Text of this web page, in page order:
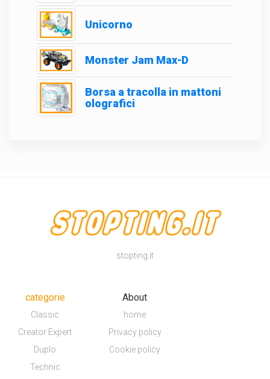
Unicorno
Monster Jam Max-D
Borsa a tracolla in mattoni
olografici
stopting.it
categorie
Classic
Creator Expert
Duplo
Technic
About
home
Privacy policy
Cookie policy